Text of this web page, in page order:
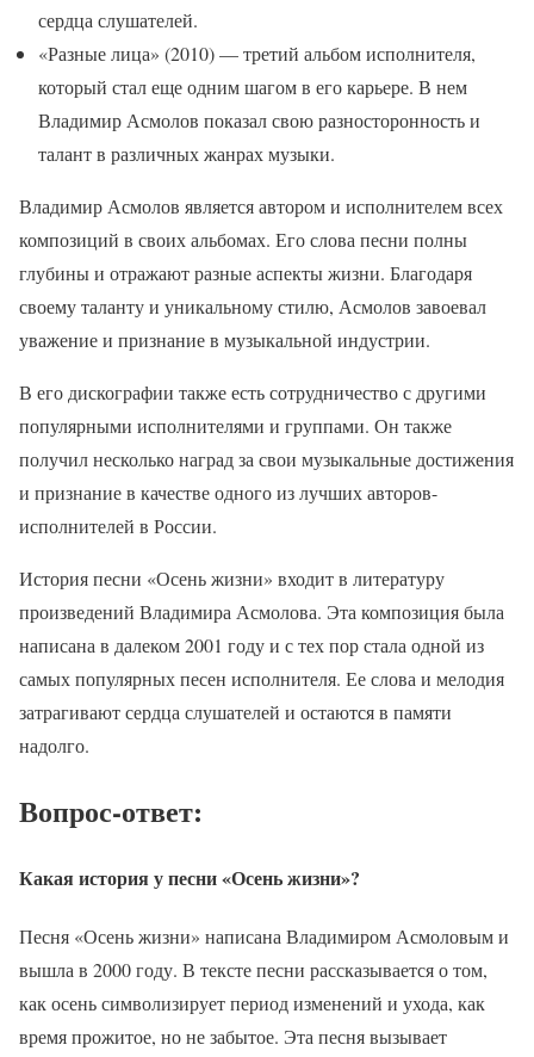
сердца слушателей.
«Разные лица» (2010) — третий альбом исполнителя,
который стал еще одним шагом в его карьере. В нем
Владимир Асмолов показал свою разносторонность и
талант в различных жанрах музыки.
Владимир Асмолов является автором и исполнителем всех
композиций в своих альбомах. Его слова песни полны
глубины и отражают разные аспекты жизни. Благодаря
своему таланту и уникальному стилю, Асмолов завоевал
уважение и признание в музыкальной индустрии.
В его дискографии также есть сотрудничество с другими
популярными исполнителями и группами. Он также
получил несколько наград за свои музыкальные достижения
и признание в качестве одного из лучших авторов-
исполнителей в России.
История песни «Осень жизни» входит в литературу
произведений Владимира Асмолова. Эта композиция была
написана в далеком 2001 году и с тех пор стала одной из
самых популярных песен исполнителя. Ее слова и мелодия
затрагивают сердца слушателей и остаются в памяти
надолго.
Вопрос-ответ:
Какая история у песни «Осень жизни»?
Песня «Осень жизни» написана Владимиром Асмоловым и
вышла в 2000 году. В тексте песни рассказывается о том,
как осень символизирует период изменений и ухода, как
время прожитое, но не забытое. Эта песня вызывает